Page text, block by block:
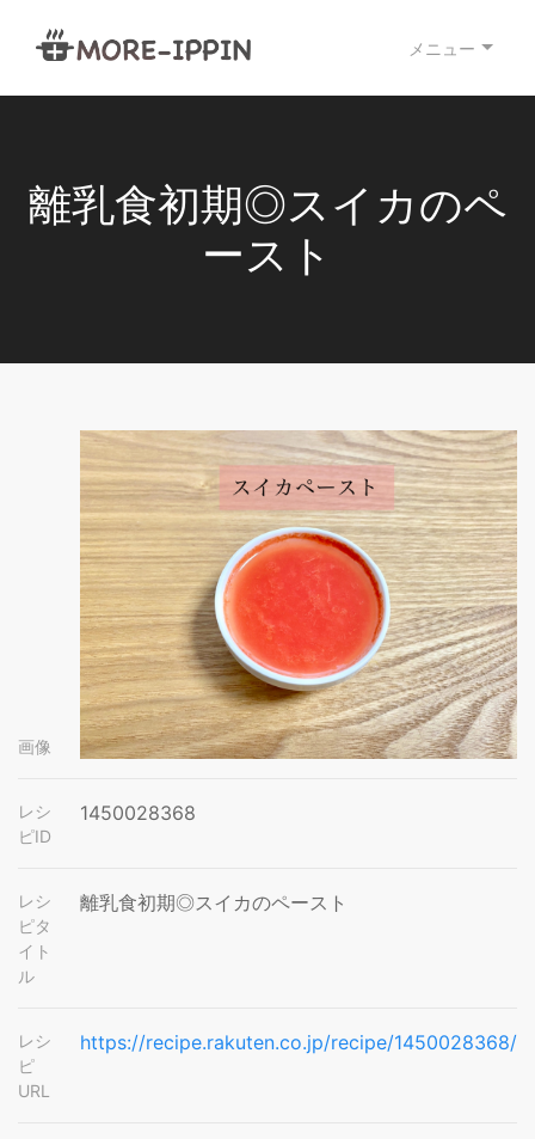
メニュー
離乳食初期◎スイカのペ
ースト
画像
レシ
ピID
1450028368
レシ
ピタ
イト
ル
離乳食初期◎スイカのペースト
レシ
ピ
URL
https://recipe.rakuten.co.jp/recipe/1450028368/